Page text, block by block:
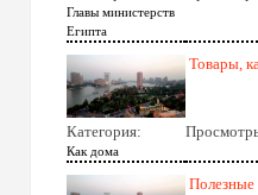
Главы министерств
Египта
Товары,
Категория:
Как дома